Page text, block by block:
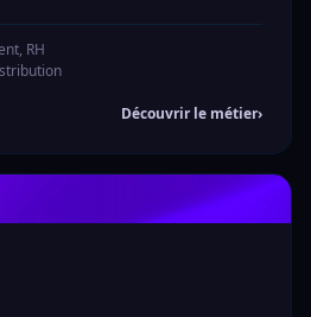
RH
Découvrir le métier›